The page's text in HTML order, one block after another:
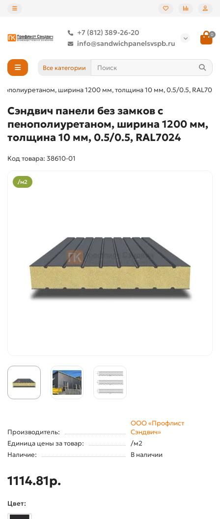
+7 (812) 389-26-20
info@sandwichpanelsvspb.ru
0
Все категории
ширина 1200 мм, толщина 10 мм, 0.5/0.5, RAL7024
Сэндвич панели без замков с
пенополиуретаном, ширина 1200 мм,
толщина 10 мм, 0.5/0.5, RAL7024
Код товара: 38610-01
/м2
Производитель:
ООО «Профлист
Сэндвич»
Единица цены за товар:
/м2
Наличие:
В наличии
1114.81р.
Цвет: